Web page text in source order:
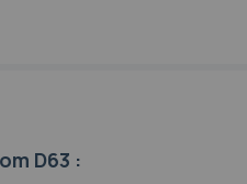
D63 :